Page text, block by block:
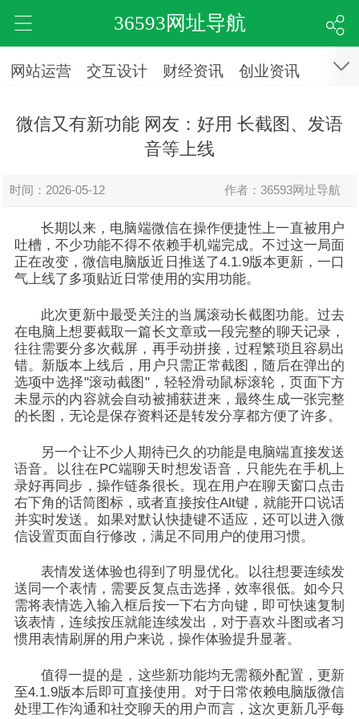
36593网址导航
网站运营 交互设计 财经资讯 创业资讯
微信又有新功能 网友：好用 长截图、发语
音等上线
时间：2026-05-12 作者：36593网址导航
长期以来，电脑端微信在操作便捷性上一直被用户
吐槽，不少功能不得不依赖手机端完成。不过这一局面
正在改变，微信电脑版近日推送了4.1.9版本更新，一口
气上线了多项贴近日常使用的实用功能。
此次更新中最受关注的当属滚动长截图功能。过去
在电脑上想要截取一篇长文章或一段完整的聊天记录，
往往需要分多次截屏，再手动拼接，过程繁琐且容易出
错。新版本上线后，用户只需正常截图，随后在弹出的
选项中选择"滚动截图"，轻轻滑动鼠标滚轮，页面下方
未显示的内容就会自动被捕获进来，最终生成一张完整
的长图，无论是保存资料还是转发分享都方便了许多。
另一个让不少人期待已久的功能是电脑端直接发送
语音。以往在PC端聊天时想发语音，只能先在手机上
录好再同步，操作链条很长。现在用户在聊天窗口点击
右下角的话筒图标，或者直接按住Alt键，就能开口说话
并实时发送。如果对默认快捷键不适应，还可以进入微
信设置页面自行修改，满足不同用户的使用习惯。
表情发送体验也得到了明显优化。以往想要连续发
送同一个表情，需要反复点击选择，效率很低。如今只
需将表情选入输入框后按一下右方向键，即可快速复制
该表情，连续按压就能连续发出，对于喜欢斗图或者习
惯用表情刷屏的用户来说，操作体验提升显著。
值得一提的是，这些新功能均无需额外配置，更新
至4.1.9版本后即可直接使用。对于日常依赖电脑版微信
处理工作沟通和社交聊天的用户而言，这次更新几乎每